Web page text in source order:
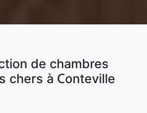
de chambres
chers à Conteville